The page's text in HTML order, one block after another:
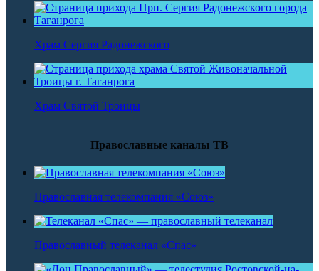
Храм Сергия Радонежского
Храм Святой Троицы
Православные каналы ТВ
Православная телекомпания «Союз»
Православный телеканал «Спас»